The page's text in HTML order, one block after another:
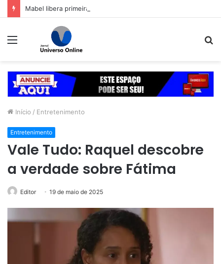
Menu
Início / Entretenimento
Entretenimento
Vale Tudo: Raquel descobre
a verdade sobre Fátima
Editor 19 de maio de 2025